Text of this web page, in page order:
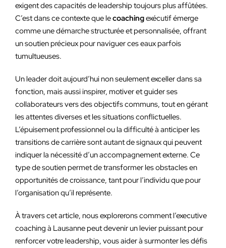
exigent des capacités de leadership toujours plus affûtées.
C’est dans ce contexte que lecoachingexécutif émerge
comme une démarche structurée et personnalisée, offrant
un soutien précieux pour naviguer ces eaux parfois
tumultueuses.
Un leader doit aujourd’hui non seulement exceller dans sa
fonction, mais aussi inspirer, motiver et guider ses
collaborateurs vers des objectifs communs, tout en gérant
les attentes diverses et les situations conflictuelles.
L’épuisement professionnel ou la difficulté à anticiper les
transitions de carrière sont autant de signaux qui peuvent
indiquer la nécessité d’un accompagnement externe. Ce
type de soutien permet de transformer les obstacles en
opportunités de croissance, tant pour l’individu que pour
l’organisation qu’il représente.
À travers cet article, nous explorerons comment l’executive
coaching à Lausanne peut devenir un levier puissant pour
renforcer votre leadership, vous aider à surmonter les défis